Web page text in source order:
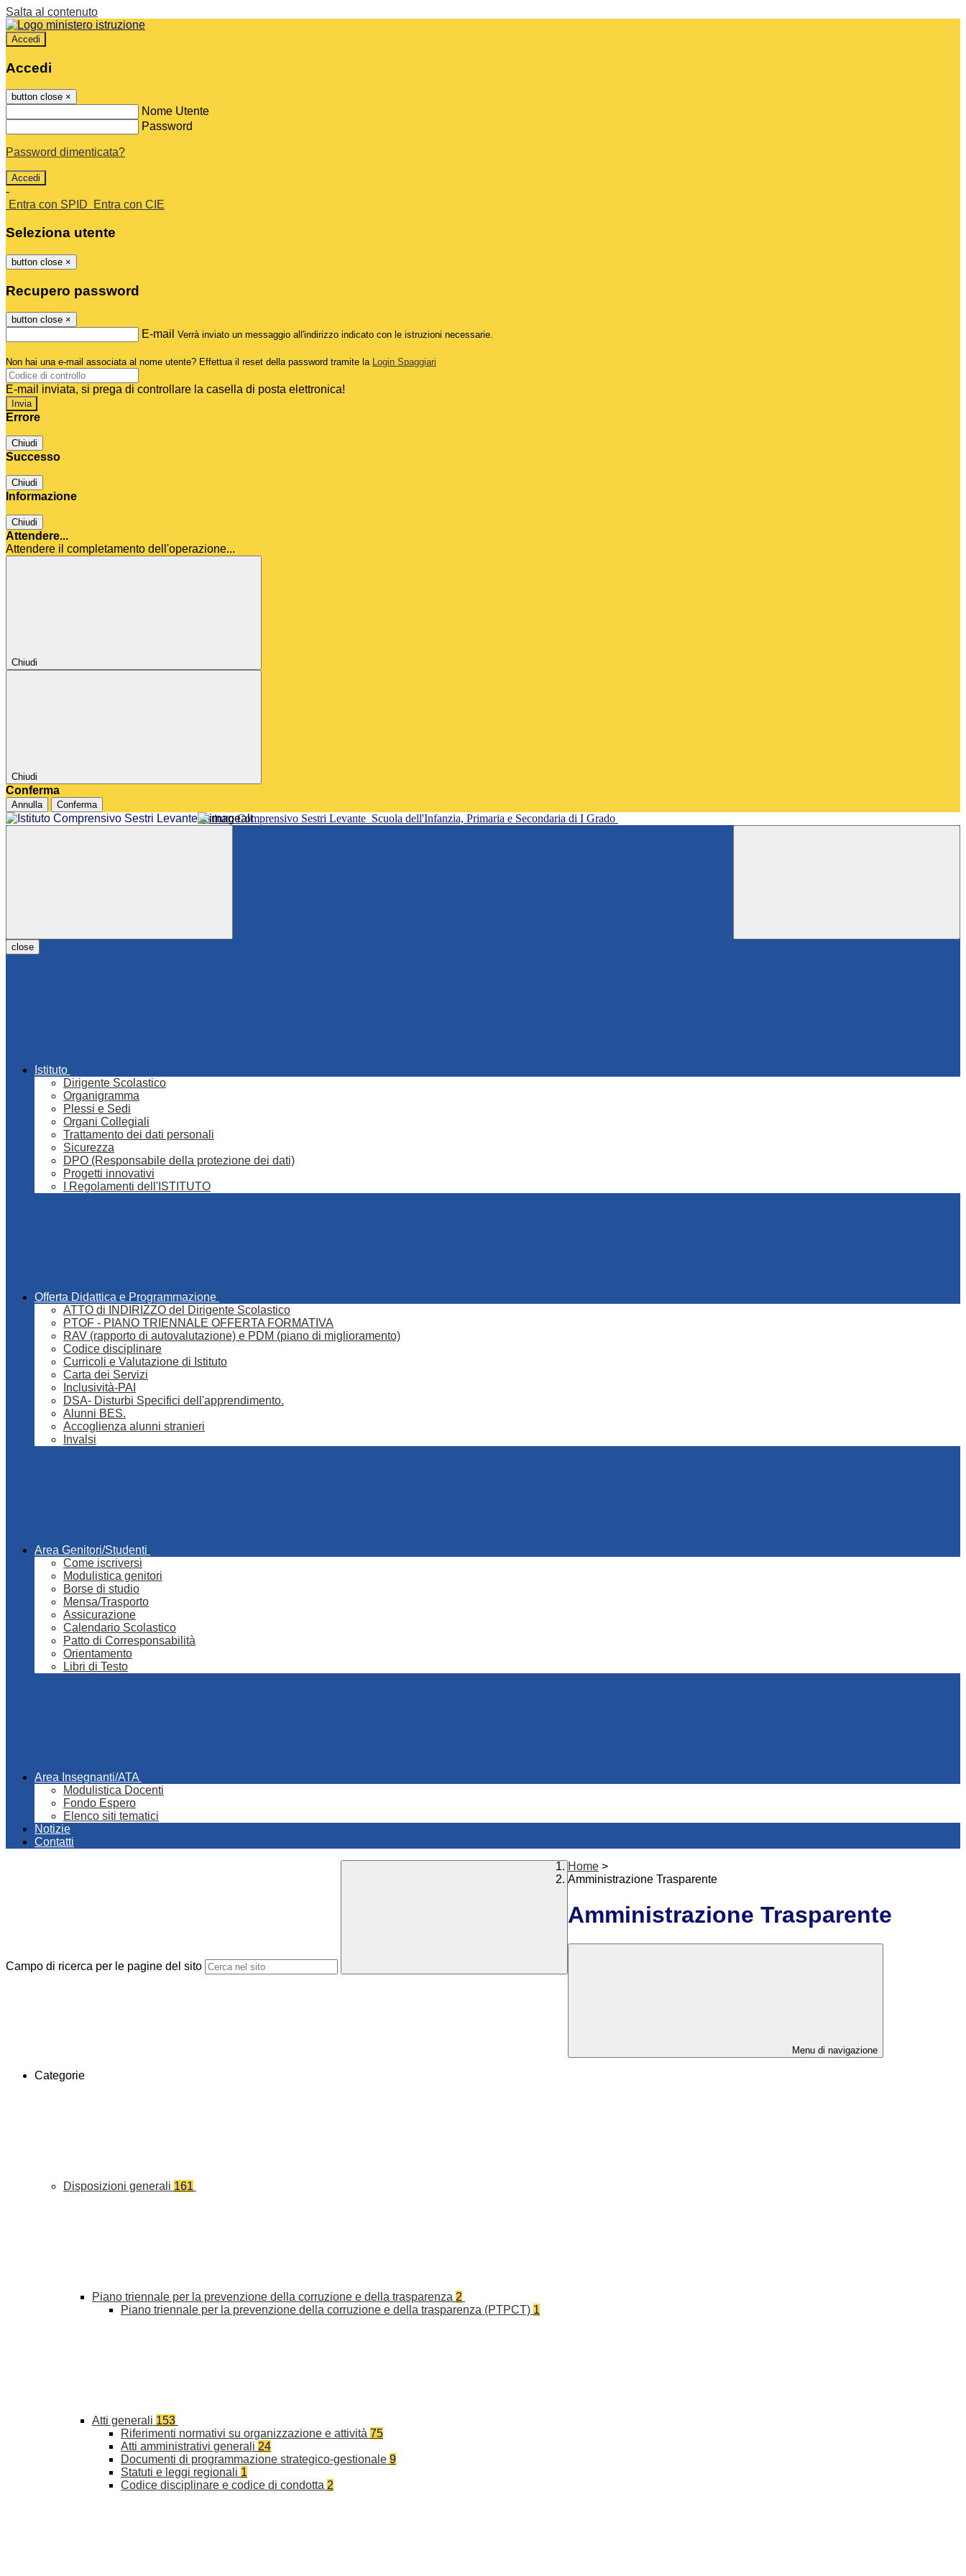
Salta al contenuto
Accedi
Accedi
button close ×
Nome Utente
Password
Password dimenticata?
-
Entra con SPID
Entra con CIE
Seleziona utente
button close ×
Recupero password
button close ×
E-mail Verrà inviato un messaggio all'indirizzo indicato con le istruzioni necessarie.
Non hai una e-mail associata al nome utente? Effettua il reset della password tramite la Login Spaggiari
E-mail inviata, si prega di controllare la casella di posta elettronica!
Errore
Chiudi
Successo
Chiudi
Informazione
Chiudi
Attendere...
Attendere il completamento dell'operazione...
Chiudi
Chiudi
Conferma
Annulla Conferma
Istituto Comprensivo Sestri Levante Scuola dell'Infanzia, Primaria e Secondaria di I Grado
close
Istituto
Dirigente Scolastico
Organigramma
Plessi e Sedi
Organi Collegiali
Trattamento dei dati personali
Sicurezza
DPO (Responsabile della protezione dei dati)
Progetti innovativi
I Regolamenti dell'ISTITUTO
Offerta Didattica e Programmazione
ATTO di INDIRIZZO del Dirigente Scolastico
PTOF - PIANO TRIENNALE OFFERTA FORMATIVA
RAV (rapporto di autovalutazione) e PDM (piano di miglioramento)
Codice disciplinare
Curricoli e Valutazione di Istituto
Carta dei Servizi
Inclusività-PAI
DSA- Disturbi Specifici dell'apprendimento.
Alunni BES.
Accoglienza alunni stranieri
Invalsi
Area Genitori/Studenti
Come iscriversi
Modulistica genitori
Borse di studio
Mensa/Trasporto
Assicurazione
Calendario Scolastico
Patto di Corresponsabilità
Orientamento
Libri di Testo
Area Insegnanti/ATA
Modulistica Docenti
Fondo Espero
Elenco siti tematici
Notizie
Contatti
Campo di ricerca per le pagine del sito
Home >
Amministrazione Trasparente
Amministrazione Trasparente
Menu di navigazione
Categorie
Disposizioni generali 161
Piano triennale per la prevenzione della corruzione e della trasparenza 2
Piano triennale per la prevenzione della corruzione e della trasparenza (PTPCT) 1
Atti generali 153
Riferimenti normativi su organizzazione e attività 75
Atti amministrativi generali 24
Documenti di programmazione strategico-gestionale 9
Statuti e leggi regionali 1
Codice disciplinare e codice di condotta 2